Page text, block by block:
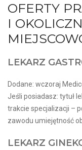
OFERTY
I
LEKARZ
Dodane: wczoraj
Jeśli posiadasz: tytuł
trakcie specjalizacji –
zawodu umiejętność
LEKARZ